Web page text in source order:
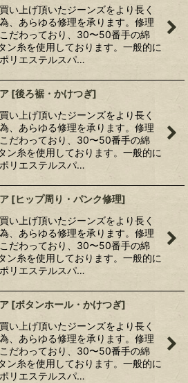
い上げ頂いたジーンズをより長く
、あらゆる修理を承ります。修理
だわっており、30〜50番手の綿
ン糸を使用しております。一般的に
リエステルスパ…
[後ろ裾・かけつぎ]
い上げ頂いたジーンズをより長く
、あらゆる修理を承ります。修理
だわっており、30〜50番手の綿
ン糸を使用しております。一般的に
リエステルスパ…
[ヒップ周り・パンク修理]
い上げ頂いたジーンズをより長く
、あらゆる修理を承ります。修理
だわっており、30〜50番手の綿
ン糸を使用しております。一般的に
リエステルスパ…
[ボタンホール・かけつぎ]
い上げ頂いたジーンズをより長く
、あらゆる修理を承ります。修理
だわっており、30〜50番手の綿
ン糸を使用しております。一般的に
リエステルスパ…